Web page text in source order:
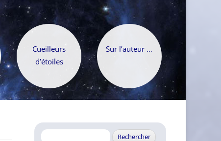
Cueilleurs
d’étoiles
Sur l’auteur …
Rechercher :